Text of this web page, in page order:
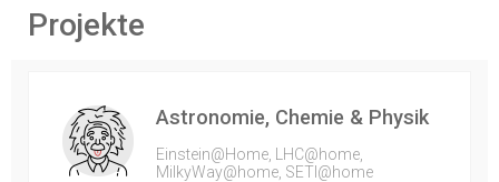
Projekte
Astronomie, Chemie & Physik
Einstein@Home, LHC@home,
MilkyWay@home, SETI@home